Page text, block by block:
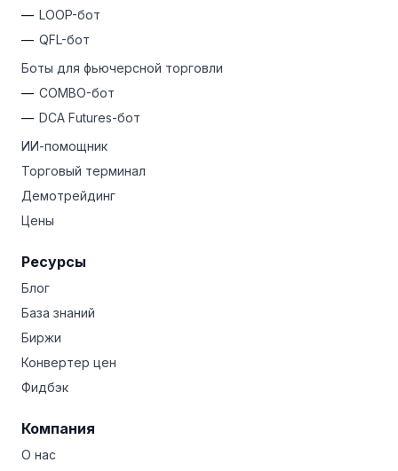
LOOP-бот
QFL-бот
Боты для фьючерсной торговли
COMBO-бот
DCA Futures-бот
ИИ-помощник
Торговый терминал
Демотрейдинг
Цены
Ресурсы
Блог
База знаний
Биржи
Конвертер цен
Фидбэк
Компания
О нас